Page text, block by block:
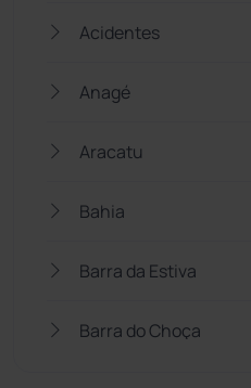
Acidentes
Anagé
Aracatu
Bahia
Barra da Estiva
Barra do Choça